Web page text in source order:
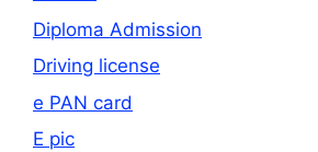
Diploma Admission
Driving license
e PAN card
E pic